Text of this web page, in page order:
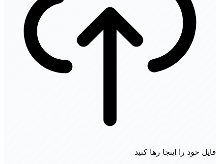
فایل خود را اینجا رها کنید